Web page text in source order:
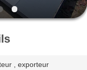
, exporteur